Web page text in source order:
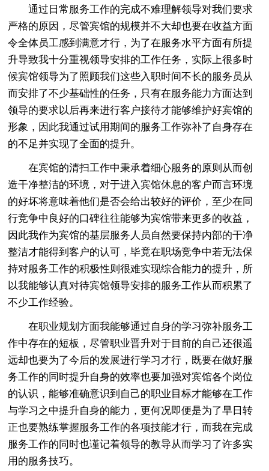
通过日常服务工作的完成不难理解领导对我们要求
严格的原因，尽管宾馆的规模并不大却也要在收益方面
令全体员工感到满意才行，为了在服务水平方面有所提
升导致我十分重视领导安排的工作任务，实际上很多时
候宾馆领导为了照顾我们这些入职时间不长的服务员从
而安排了不少基础性的任务，只有在服务能力方面达到
领导的要求以后再来进行客户接待才能够维护好宾馆的
形象，因此我通过试用期间的服务工作弥补了自身存在
的不足并实现了全面的提升。
在宾馆的清扫工作中秉承着细心服务的原则从而创
造干净整洁的环境，对于进入宾馆休息的客户而言环境
的好坏将意味着他们是否会给出较好的评价，至少在同
行竞争中良好的口碑往往能够为宾馆带来更多的收益，
因此我作为宾馆的基层服务人员自然要保持内部的干净
整洁才能得到客户的认可，毕竟在职场竞争中若无法保
持对服务工作的积极性则很难实现综合能力的提升，所
以我能够认真对待宾馆领导安排的服务工作从而积累了
不少工作经验。
在职业规划方面我能够通过自身的学习弥补服务工
作中存在的短板，尽管职业晋升对于目前的自己还很遥
远却也要为了今后的发展进行学习才行，既要在做好服
务工作的同时提升自身的效率也要加强对宾馆各个岗位
的认识，能够准确意识到自己的职业目标才能够在工作
与学习之中提升自身的能力，更何况即便是为了早日转
正也要熟练掌握服务工作的各项技能才行，而我在完成
服务工作的同时也谨记着领导的教导从而学习了许多实
用的服务技巧。